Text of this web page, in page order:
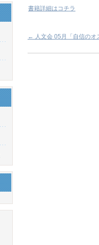
書籍詳細はコチラ
← 人文会 05月「自信のオ